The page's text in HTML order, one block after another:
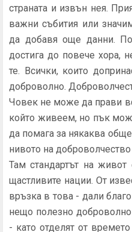
страната и извън нея.
важни събития или
да добавя още данни.
достига до повече хора,
те. Всички, които
доброволно.
Човек не може да прави
който живеем, но пък
да помага за някаква
нивото на
Там стандартът на
щастливите нации. От
връзка в това - дали
нещо полезно
- като отделят от